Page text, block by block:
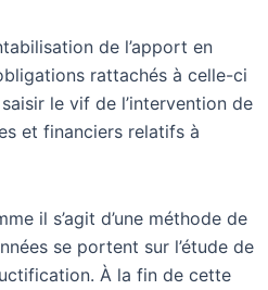
de l’apport en
rattachés à celle-ci
le vif de l’intervention de
et financiers relatifs à
il s’agit d’une méthode de
se portent sur l’étude de
À la fin de cette